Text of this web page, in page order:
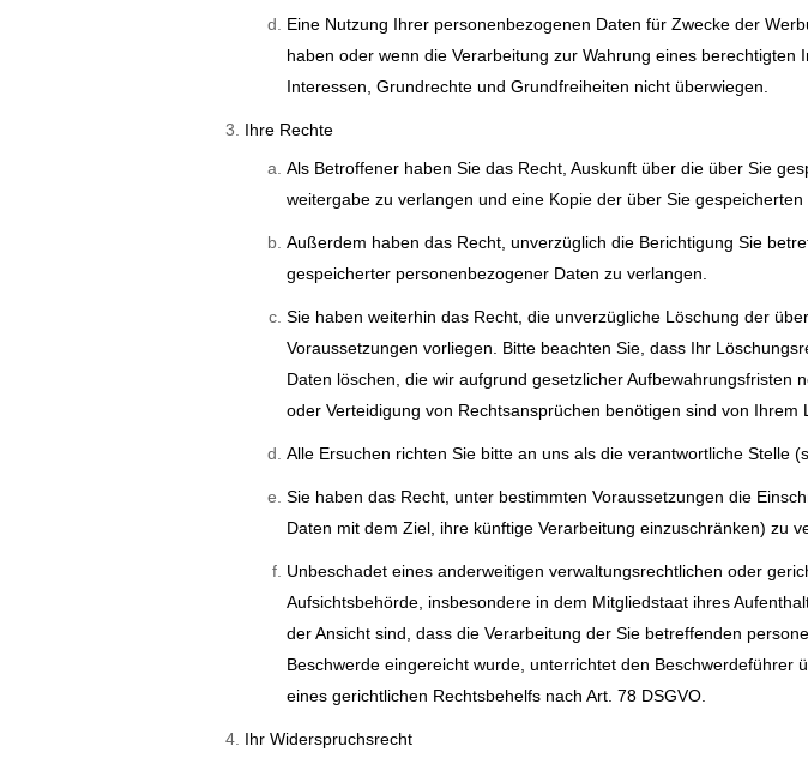
Eine Nutzung Ihrer personenbezogenen Daten für Zwecke der
haben oder wenn die Verarbeitung zur Wahrung eines
Interessen, Grundrechte und Grundfreiheiten nicht überwiegen.
Ihre Rechte
Als Betroffener haben Sie das Recht, Auskunft über die über Sie
weitergabe zu verlangen und eine Kopie der über Sie
Außerdem haben das Recht, unverzüglich die Berichtigung Sie
gespeicherter personenbezogener Daten zu verlangen.
Sie haben weiterhin das Recht, die unverzügliche Löschung der
Voraussetzungen vorliegen. Bitte beachten Sie, dass Ihr
Daten löschen, die wir aufgrund gesetzlicher Aufbewahrungsfristen
oder Verteidigung von Rechtsansprüchen benötigen sind von Ihrem
Alle Ersuchen richten Sie bitte an uns als die verantwortliche Stelle
Sie haben das Recht, unter bestimmten Voraussetzungen die
Daten mit dem Ziel, ihre künftige Verarbeitung einzuschränken) zu
Unbeschadet eines anderweitigen verwaltungsrechtlichen oder
Aufsichtsbehörde, insbesondere in dem Mitgliedstaat ihres
der Ansicht sind, dass die Verarbeitung der Sie betreffenden
Beschwerde eingereicht wurde, unterrichtet den
eines gerichtlichen Rechtsbehelfs nach Art. 78 DSGVO.
Ihr Widerspruchsrecht